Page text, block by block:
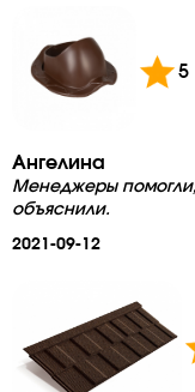
5
Ангелина
Менеджеры
объяснили.
2021-09-12